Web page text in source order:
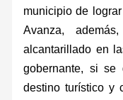
municipio de
Avanza,
alcantarillado en
gobernante, si se
destino turístico y